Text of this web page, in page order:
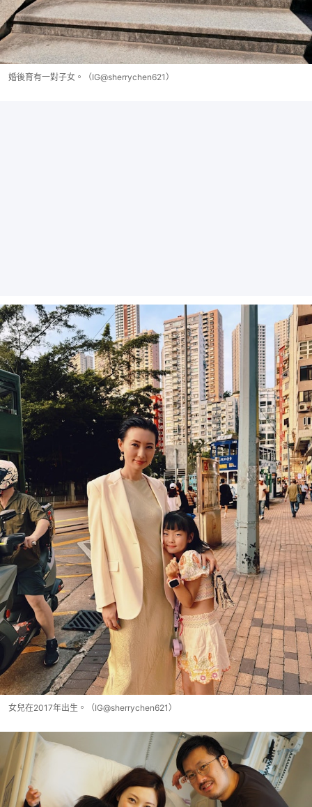
婚後育有一對子女。（IG@sherrychen621）
女兒在2017年出生。（IG@sherrychen621）